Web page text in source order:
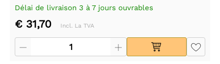
Délai de livraison 3 à 7 jours ouvrables
€ 31,70 Incl. La TVA